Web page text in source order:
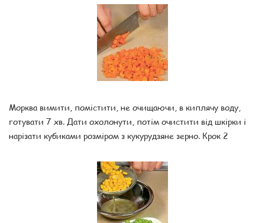
Морква вимити, помістити, не очищаючи, в киплячу воду,
готувати 7 хв. Дати охолонути, потім очистити від шкірки і
нарізати кубиками розміром з кукурудзяне зерно. Крок 2